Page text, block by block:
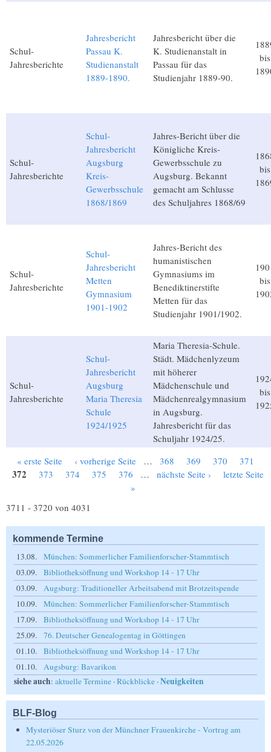
Schul-
Jahresberichte
Jahresbericht
Passau K.
Studienanstalt
1889-1890.
Jahresbericht über die
K. Studienanstalt in
Passau für das
Studienjahr 1889-90.
bis
Schul-
Jahresberichte
Schul-
Jahresbericht
Augsburg
Kreis-
Gewerbsschule
1868/1869
Jahres-Bericht über die
Königliche Kreis-
Gewerbsschule zu
Augsburg. Bekannt
gemacht am Schlusse
des Schuljahres 1868/69
bis
Schul-
Jahresberichte
Schul-
Jahresbericht
Metten
Gymnasium
1901-1902
Jahres-Bericht des
humanistischen
Gymnasiums im
Benediktinerstifte
Metten für das
Studienjahr 1901/1902.
bis
Schul-
Jahresberichte
Schul-
Jahresbericht
Augsburg
Maria Theresia
Schule
1924/1925
Maria Theresia-Schule.
Städt. Mädchenlyzeum
mit höherer
Mädchenschule und
Mädchenrealgymnasium
in Augsburg.
Jahresbericht für das
Schuljahr 1924/25.
bis
Seiten
« erste Seite ‹ vorherige Seite … 368 369 370 371
372 373 374 375 376 … nächste Seite ›
letzte Seite
»
3711 - 3720 von 4031
kommende Termine
13.08.
München: Sommerlicher Familienforscher-Stammtisch
03.09.
Bibliotheksöffnung und Workshop 14 - 17 Uhr
03.09.
Augsburg: Traditioneller Arbeitsabend mit Brotzeitspende
10.09.
München: Sommerlicher Familienforscher-Stammtisch
17.09.
Bibliotheksöffnung und Workshop 14 - 17 Uhr
25.09.
76. Deutscher Genealogentag in Göttingen
01.10.
Bibliotheksöffnung und Workshop 14 - 17 Uhr
01.10.
Augsburg: Bavarikon
siehe auch: aktuelle Termine ·Rückblicke ·Neuigkeiten
BLF-Blog
Mysteriöser Sturz von der Münchner Frauenkirche - Vortrag am
22.05.2026